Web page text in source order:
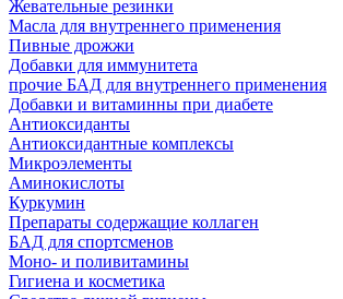
Жевательные резинки
Масла для внутреннего применения
Пивные дрожжи
Добавки для иммунитета
прочие БАД для внутреннего применения
Добавки и витаминны при диабете
Антиоксиданты
Антиоксидантные комплексы
Микроэлементы
Аминокислоты
Куркумин
Препараты содержащие коллаген
БАД для спортсменов
Моно- и поливитамины
Гигиена и косметика